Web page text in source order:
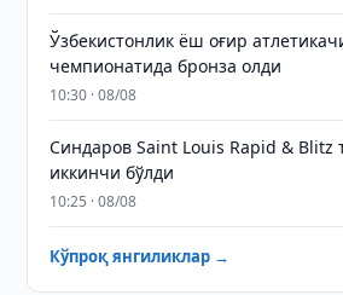
Ўзбекистонлик ёш оғир
чемпионатида бронза олди
10:30 · 08/08
Синдаров Saint Louis Rapid & Blitz
иккинчи бўлди
10:25 · 08/08
Кўпроқ янгиликлар →